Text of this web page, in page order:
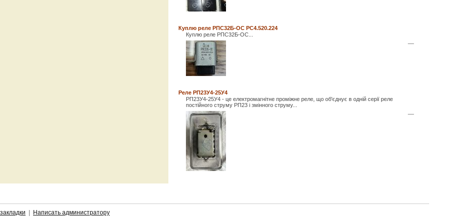
Куплю реле РПС32Б-ОС РС4.520.224
Куплю реле РПС32Б-ОС...
—
Реле РП23У4-25У4
РП23У4-25У4 - це електромагнітне проміжне реле, що об'єднує в одній серії реле
постійного струму РП23 і змінного струму...
—
Написать администратору